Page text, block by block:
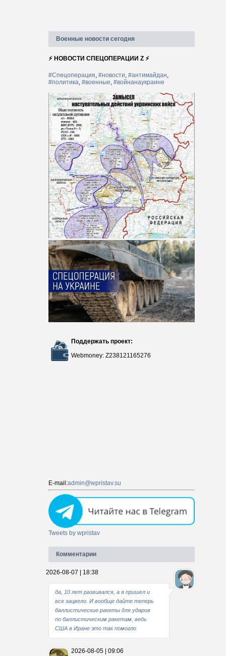
Военные новости сегодня
⚡ НОВОСТИ СПЕЦОПЕРАЦИИ Z ⚡
#Спецоперация, #новости, #антимайдан,
#политика, #военные, #войнанаукраине
Поддержать проект:
Webmoney: Z238121165276
E-mail:admin@wpristav.su
Tweets by wpristav
Комментарии
2026-08-07 | 18:38
да, 10 лет развивался, а я пришел и
все зацвело. И вообще дайте теперь
баллистические ракеты для ударов
по баллистическим ракетам, ведь
США в Иране это так помогло
2026-08-05 | 09:06